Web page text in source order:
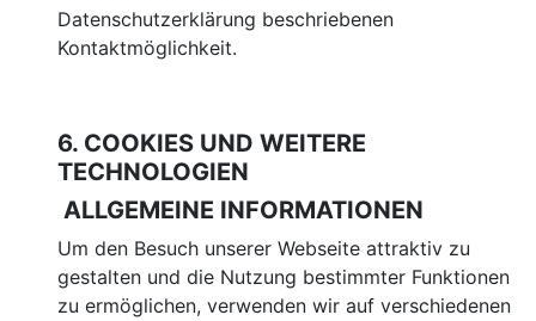
Datenschutzerklärung beschriebenen
Kontaktmöglichkeit.
6. COOKIES UND WEITERE
TECHNOLOGIEN
ALLGEMEINE INFORMATIONEN
Um den Besuch unserer Webseite attraktiv zu
gestalten und die Nutzung bestimmter Funktionen
zu ermöglichen, verwenden wir auf verschiedenen